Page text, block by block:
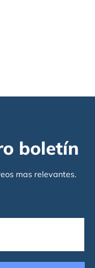
boletín
mas relevantes.